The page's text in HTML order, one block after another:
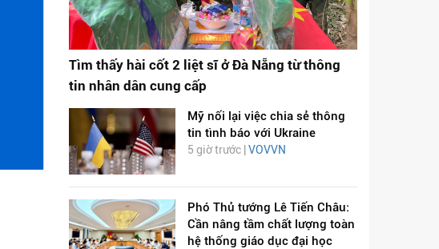
Tìm thấy hài cốt 2 liệt sĩ ở Đà Nẵng từ thông
tin nhân dân cung cấp
Mỹ nối lại việc chia sẻ thông
tin tình báo với Ukraine
5 giờ trước | VOVVN
Phó Thủ tướng Lê Tiến Châu:
Cần nâng tầm chất lượng toàn
hệ thống giáo dục đại học